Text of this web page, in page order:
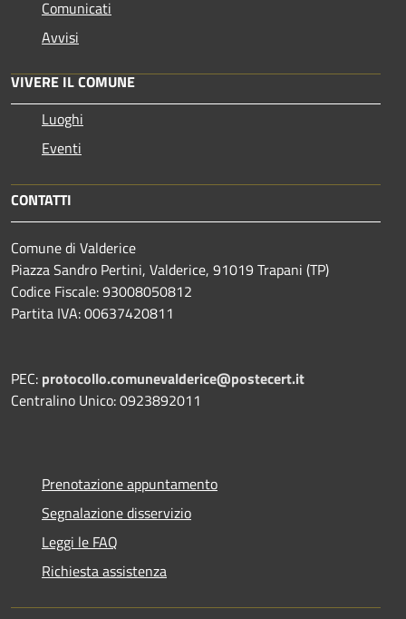
Comunicati
Avvisi
VIVERE IL COMUNE
Luoghi
Eventi
CONTATTI
Comune di Valderice
Piazza Sandro Pertini, Valderice, 91019 Trapani (TP)
Codice Fiscale: 93008050812
Partita IVA: 00637420811
PEC: protocollo.comunevalderice@postecert.it
Centralino Unico: 0923892011
Prenotazione appuntamento
Segnalazione disservizio
Leggi le FAQ
Richiesta assistenza